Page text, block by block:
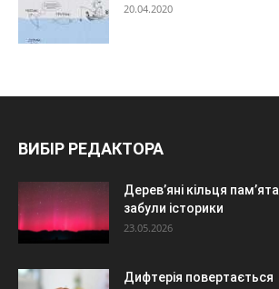
20.04.2020
ВИБІР РЕДАКТОРА
Дерев’яні кільця
забули історики
23.05.2026
Дифтерія повертається